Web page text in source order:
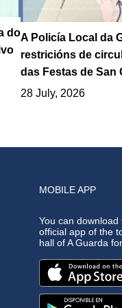
doA Policía Local da
restricións de
das Festas de San
28 July, 2026
MOBILE APP
You can download
official app of the
hall of A Guarda